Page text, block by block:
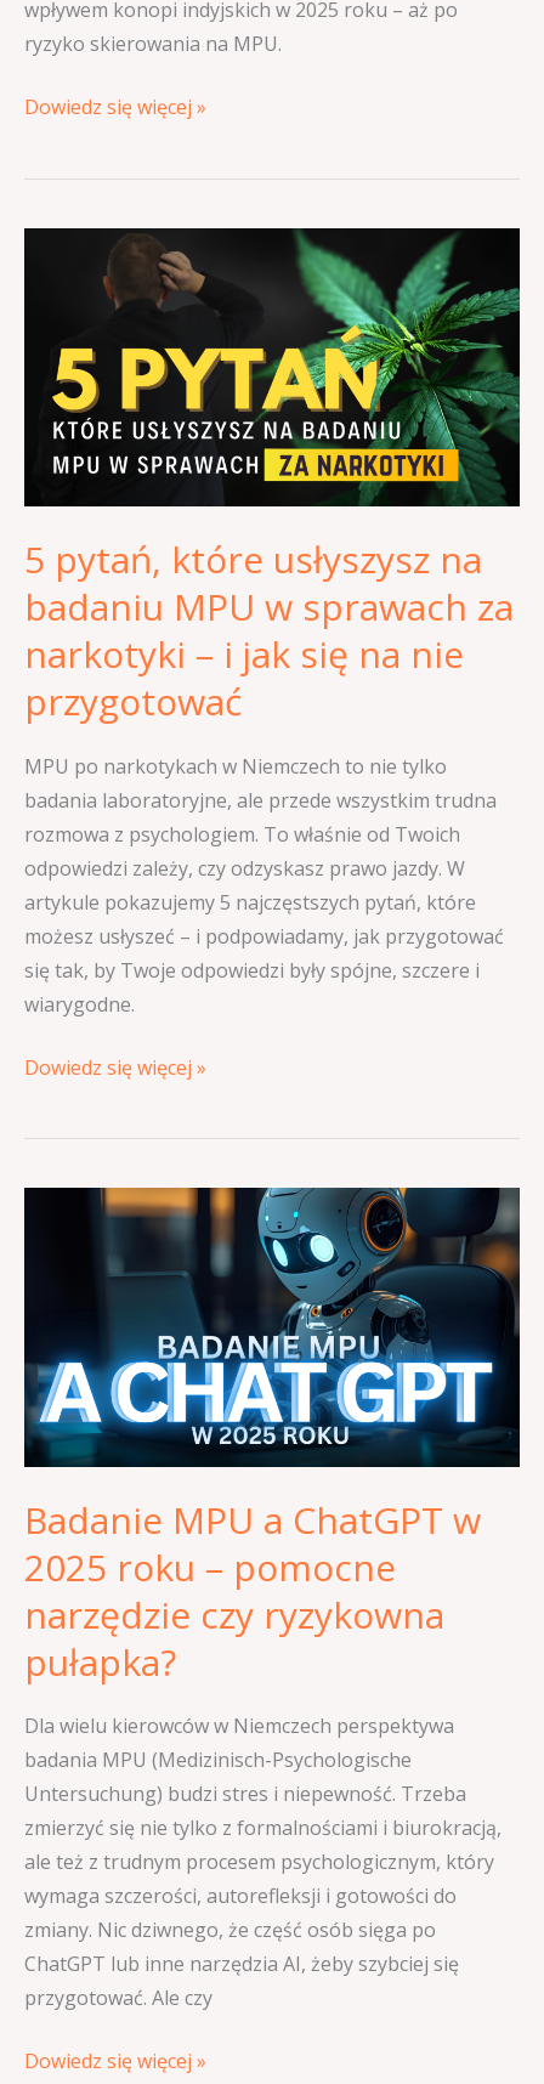
wpływem konopi indyjskich w 2025 roku – aż po
ryzyko skierowania na MPU.
Dowiedz się więcej »
5 pytań, które usłyszysz na
badaniu MPU w sprawach za
narkotyki – i jak się na nie
przygotować
MPU po narkotykach w Niemczech to nie tylko
badania laboratoryjne, ale przede wszystkim trudna
rozmowa z psychologiem. To właśnie od Twoich
odpowiedzi zależy, czy odzyskasz prawo jazdy. W
artykule pokazujemy 5 najczęstszych pytań, które
możesz usłyszeć – i podpowiadamy, jak przygotować
się tak, by Twoje odpowiedzi były spójne, szczere i
wiarygodne.
usłyszysz
badaniu
MPU
za
narkotyki
–
się
na
nie
Dowiedz się więcej »
Badanie MPU a ChatGPT w
2025 roku – pomocne
narzędzie czy ryzykowna
pułapka?
Dla wielu kierowców w Niemczech perspektywa
badania MPU (Medizinisch-Psychologische
Untersuchung) budzi stres i niepewność. Trzeba
zmierzyć się nie tylko z formalnościami i biurokracją,
ale też z trudnym procesem psychologicznym, który
wymaga szczerości, autorefleksji i gotowości do
zmiany. Nic dziwnego, że część osób sięga po
ChatGPT lub inne narzędzia AI, żeby szybciej się
przygotować. Ale czy
2025
roku
–
pomocne
narzędzie
ryzykowna
pułapka?
Dowiedz się więcej »